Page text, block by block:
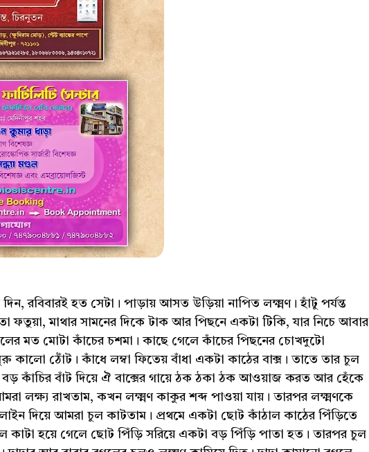
রবিবারই হত সেটা। পাড়ায় আসত উড়িয়া নাপিত লক্ষ্মণ। হাঁটু পর্যন্ত
ফতুয়া, মাথার সামনের দিকে টাক আর পিছনে একটা টিকি, যার নিচে আবার
মত মোটা কাঁচের চশমা। কাছে গেলে কাঁচের পিছনের চোখদুটো
কালো ঠোঁট। কাঁধে লম্বা ফিতেয় বাঁধা একটা কাঠের বাক্স। তাতে তার চুল
বড় কাঁচির বাঁট দিয়ে ঐ বাক্সের গায়ে ঠক ঠকা ঠক আওয়াজ করত আর হেঁকে
লক্ষ্য রাখতাম, কখন লক্ষ্মণ কাকুর শব্দ পাওয়া যায়। তারপর লক্ষ্মণকে
দিয়ে আমরা চুল কাটতাম। প্রথমে একটা ছোট কাঁঠাল কাঠের পিঁড়িতে
কাটা হয়ে গেলে ছোট পিঁড়ি সরিয়ে একটা বড় পিঁড়ি পাতা হত। তারপর চুল